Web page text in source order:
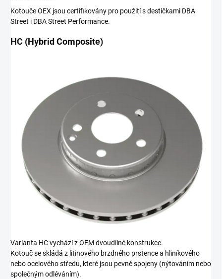
Kotouče OEX jsou certifikovány pro použití s destičkami DBA
Street i DBA Street Performance.
HC (Hybrid Composite)
Varianta HC vychází z OEM dvoudílné konstrukce.
Kotouč se skládá z litinového brzdného prstence a hliníkového
nebo ocelového středu, které jsou pevně spojeny (nýtováním nebo
společným odléváním).